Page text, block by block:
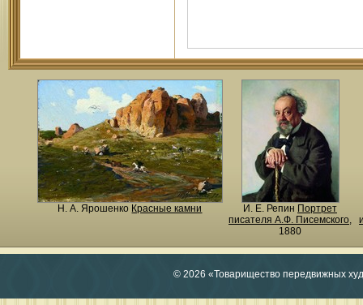
Н. A. Ярошенко Красные камни И. Е. Репин Портрет
писателя А.Ф. Писемского,
1880
© 2026 «Товарищество передвижных